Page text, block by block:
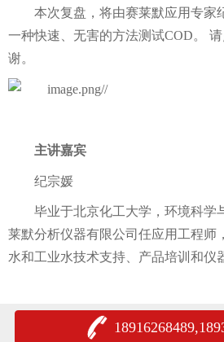
本次复盘，将由赛莱默应用专家
一种快速、无害的方法测试COD。
谢。
主讲嘉宾
纪宗媛
毕业于北京化工大学，环境科学
莱默分析仪器有限公司任应用工程师
水和工业水技术支持、产品培训和仪